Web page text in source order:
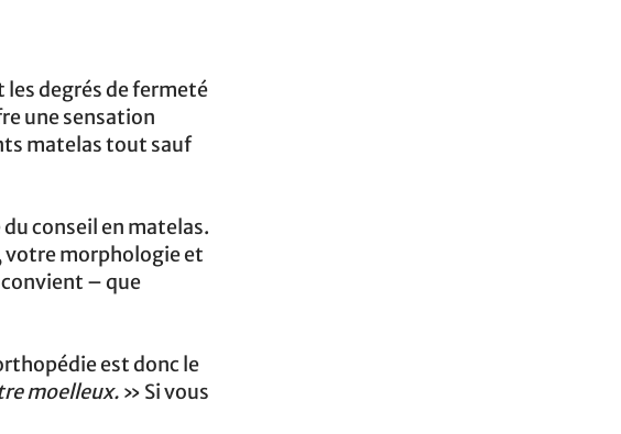
degrés de fermeté
une sensation
matelas tout sauf
conseil en matelas.
morphologie et
– que
est donc le
moelleux. » Si vous